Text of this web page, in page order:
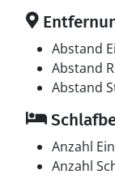
Abstand
Abstand
Abstand
Anzahl
Anzahl